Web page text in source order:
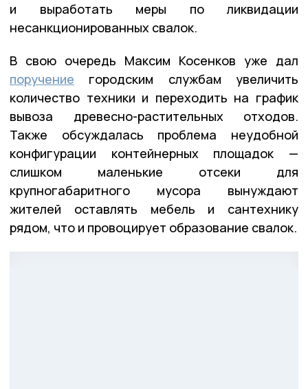
и выработать меры по ликвидации
несанкционированных свалок.
В свою очередь Максим Косенков уже дал
поручение городским службам увеличить
количество техники и переходить на график
вывоза древесно-растительных отходов.
Также обсуждалась проблема неудобной
конфигурации контейнерных площадок —
слишком маленькие отсеки для
крупногабаритного мусора вынуждают
жителей оставлять мебель и сантехнику
рядом, что и провоцирует образование свалок.